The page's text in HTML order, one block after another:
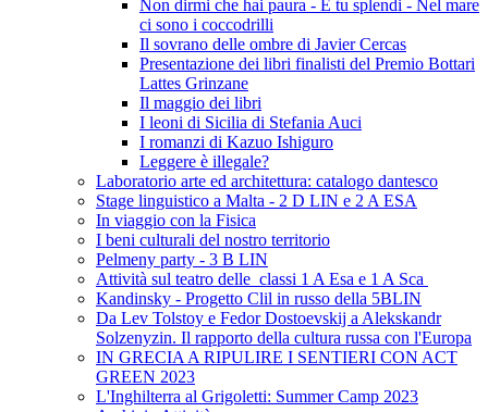
Non dirmi che hai paura - E tu splendi - Nel mare
ci sono i coccodrilli
Il sovrano delle ombre di Javier Cercas
Presentazione dei libri finalisti del Premio Bottari
Lattes Grinzane
Il maggio dei libri
I leoni di Sicilia di Stefania Auci
I romanzi di Kazuo Ishiguro
Leggere è illegale?
Laboratorio arte ed architettura: catalogo dantesco
Stage linguistico a Malta - 2 D LIN e 2 A ESA
In viaggio con la Fisica
I beni culturali del nostro territorio
Pelmeny party - 3 B LIN
Attività sul teatro delle classi 1 A Esa e 1 A Sca
Kandinsky - Progetto Clil in russo della 5BLIN
Da Lev Tolstoy e Fedor Dostoevskij a Alekskandr
Solzenyzin. Il rapporto della cultura russa con l'Europa
IN GRECIA A RIPULIRE I SENTIERI CON ACT
GREEN 2023
L'Inghilterra al Grigoletti: Summer Camp 2023